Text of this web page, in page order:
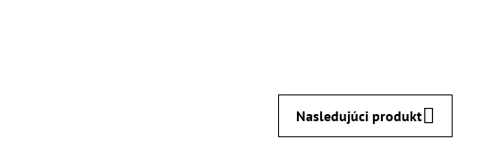
Nasledujúci produkt